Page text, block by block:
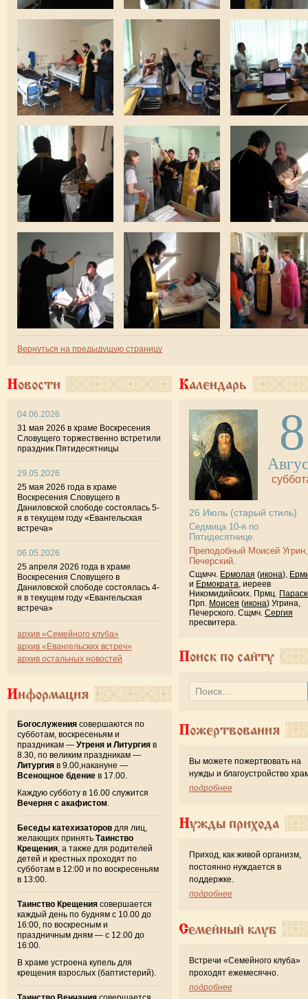
Вернуться на предыдущую страницу
Новости
04.06.2026
31 мая 2026 в храме Воскресения
Словущего торжественно встретили
праздник Пятидесятницы
29.05.2026
25 мая 2026 года в храме
Воскресения Словущего в
Даниловской слободе состоялась 5-
я в текущем году «Евангельская
встреча»
06.05.2026
25 апреля 2026 года в храме
Воскресения Словущего в
Даниловской слободе состоялась 4-
я в текущем году «Евангельская
встреча»
архив «Семейного клуба»
архив «Евангельских встреч»
архив остальных новостей
Информация
Богослужения совершаются по
субботам, воскресеньям и
праздникам — Утреня и Литургия в
8.30, по великим праздникам —
Литургия в 9.00,накануне —
Всенощное бдение в 17.00.
Каждую субботу в 16.00 служится
Вечерня с акафистом
Беседы катехизаторов для лиц,
желающих принять Таинство
Крещения , а также для родителей
детей и крестных проходят по
субботам в 12:00 и по воскресеньям
в 13:00.
Таинство Крещения совершается
каждый день по будням с 10.00 до
16:00, по воскресным и
праздничным дням — с 12.00 до
16:00.
В храме устроена купель для
крещения взрослых (баптистерий).
Календарь
8
26 Июль (старый стиль)
Седмица 10-я по
Пятидесятнице.
Преподобный Моисей Угрин,
Печерский.
Сщмчч. Ермолая (икона),
и Ермократа, иереев
Никомидийских. Прмц.
Прп. Моисея (икона) Угрина,
Печерского. Сщмч. Сергия
пресвитера.
Поиск по сайту
Пожертвования
Вы можете пожертвовать на
нужды и благоустройство
подробнее
Нужды прихода
Приход, как живой организм,
постоянно нуждается в
поддержке.
подробнее
Семейный клуб
Встречи «Семейного клуба»
проходят ежемесячно.
подробнее